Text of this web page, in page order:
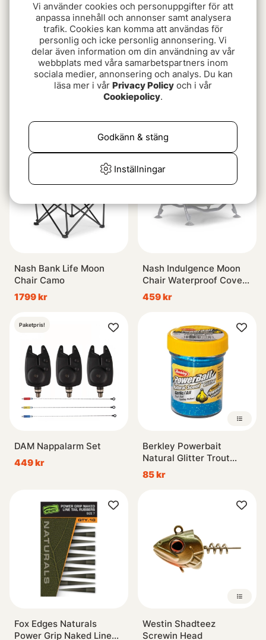
Nash Carp Care Failsafe
1399 kr
Nash Titan Hide Camo
Pro
6399 kr
Nash Bank Life Moon
Chair Camo
1799 kr
Nash Indulgence Moon
Chair Waterproof Cover
Camo
459 kr
Paketpris!
DAM Nappalarm Set
449 kr
Berkley Powerbait
Natural Glitter Trout
Dough
85 kr
Fox Edges Naturals
Power Grip Naked Line
Westin Shadteez
Screwin Head
Vi använder cookies och personuppgifter för att
anpassa innehåll och annonser samt analysera
trafik. Cookies kan komma att användas för
personlig och icke personlig annonsering. Vi
delar även information om din användning av vår
webbplats med våra samarbetspartners inom
sociala medier, annonsering och analys. Du kan
läsa mer i vår Privacy Policy och i vår
Cookiepolicy.
Inställningar
Godkänn & stäng